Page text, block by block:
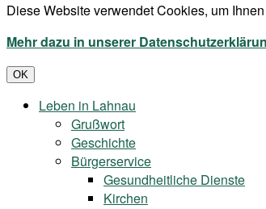
Diese Website verwendet Cookies, um
Mehr dazu in unserer
OK
Leben in Lahnau
Grußwort
Geschichte
Bürgerservice
Gesundheitliche Dienste
Kirchen